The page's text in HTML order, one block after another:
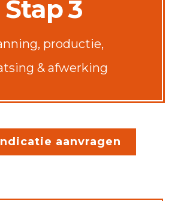
Stap 3
productie,
& afwerking
aanvragen